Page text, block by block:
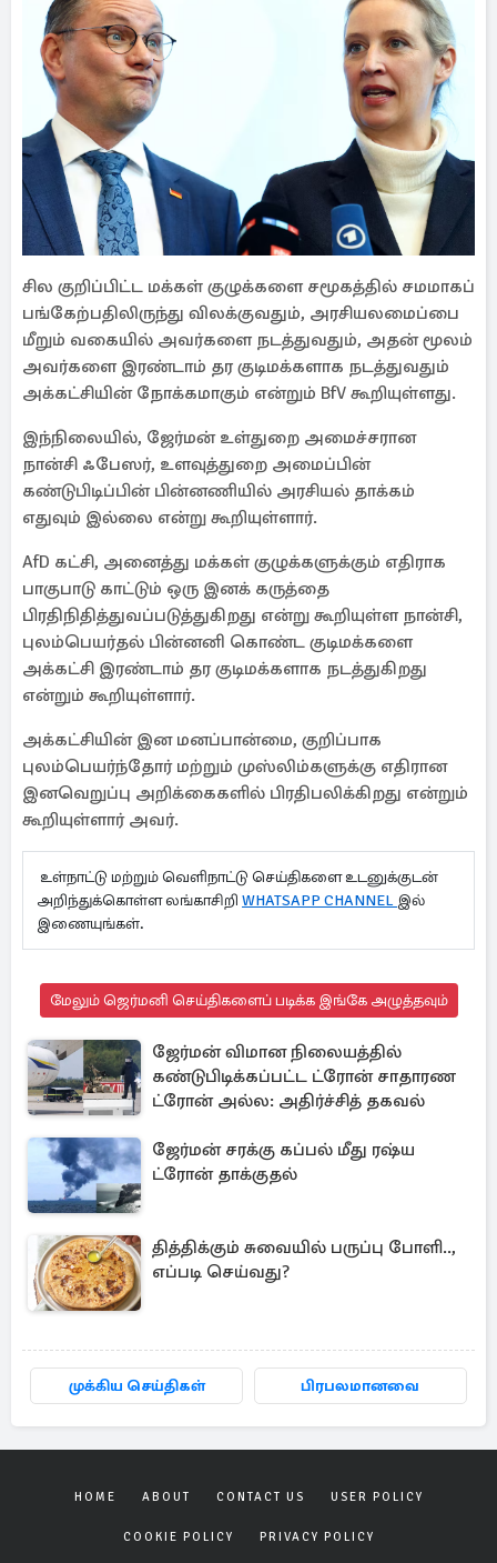
சில குறிப்பிட்ட மக்கள் குழுக்களை சமூகத்தில் சமமாகப்
பங்கேற்பதிலிருந்து விலக்குவதும், அரசியலமைப்பை
மீறும் வகையில் அவர்களை நடத்துவதும், அதன் மூலம்
அவர்களை இரண்டாம் தர குடிமக்களாக நடத்துவதும்
அக்கட்சியின் நோக்கமாகும் என்றும் BfV கூறியுள்ளது.
இந்நிலையில், ஜேர்மன் உள்துறை அமைச்சரான
நான்சி ஃபேஸர், உளவுத்துறை அமைப்பின்
கண்டுபிடிப்பின் பின்னணியில் அரசியல் தாக்கம்
எதுவும் இல்லை என்று கூறியுள்ளார்.
AfD கட்சி, அனைத்து மக்கள் குழுக்களுக்கும் எதிராக
பாகுபாடு காட்டும் ஒரு இனக் கருத்தை
பிரதிநிதித்துவப்படுத்துகிறது என்று கூறியுள்ள நான்சி,
புலம்பெயர்தல் பின்னனி கொண்ட குடிமக்களை
அக்கட்சி இரண்டாம் தர குடிமக்களாக நடத்துகிறது
என்றும் கூறியுள்ளார்.
அக்கட்சியின் இன மனப்பான்மை, குறிப்பாக
புலம்பெயர்ந்தோர் மற்றும் முஸ்லிம்களுக்கு எதிரான
இனவெறுப்பு அறிக்கைகளில் பிரதிபலிக்கிறது என்றும்
கூறியுள்ளார் அவர்.
உள்நாட்டு மற்றும் வெளிநாட்டு செய்திகளை உடனுக்குடன்
அறிந்துக்கொள்ள லங்காசிறி WHATSAPP CHANNEL இல்
இணையுங்கள்.
மேலும் ஜெர்மனி செய்திகளைப் படிக்க இங்கே அழுத்தவும்
ஜேர்மன் விமான நிலையத்தில்
கண்டுபிடிக்கப்பட்ட ட்ரோன் சாதாரண
ட்ரோன் அல்ல: அதிர்ச்சித் தகவல்
ஜேர்மன் சரக்கு கப்பல் மீது ரஷ்ய
ட்ரோன் தாக்குதல்
தித்திக்கும் சுவையில் பருப்பு போளி..,
எப்படி செய்வது?
முக்கிய செய்திகள் பிரபலமானவை
HOME ABOUT CONTACT US USER POLICY
COOKIE POLICY PRIVACY POLICY